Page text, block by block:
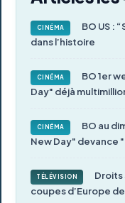
CINÉMA
BO US :
dans l’histoire
CINÉMA
BO 1er
Day" déjà
CINÉMA
BO au
New Day" devance
TÉLÉVISION
Droits
coupes d’Europe